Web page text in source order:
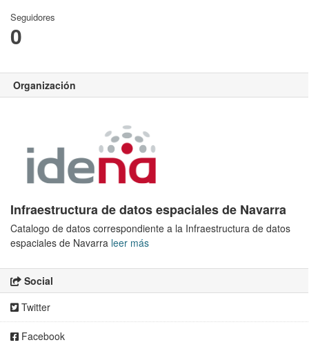
Seguidores
0
Organización
Infraestructura de datos espaciales de Navarra
Catalogo de datos correspondiente a la Infraestructura de datos
espaciales de Navarra leer más
Social
Twitter
Facebook